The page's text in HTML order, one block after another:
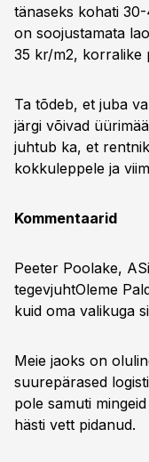
tänaseks kohati
on soojustamata
35 kr/m2, korralike
Ta tõdeb, et juba
järgi võivad
juhtub ka, et
kokkuleppele ja
Kommentaarid
Peeter Poolake,
tegevjuhtOleme
kuid oma valikuga
Meie jaoks on
suurepärased
pole samuti
hästi vett pidanud.